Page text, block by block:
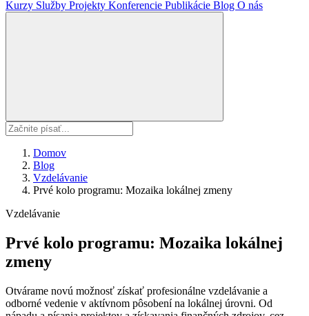
Kurzy Služby Projekty Konferencie Publikácie Blog O nás
Domov
Blog
Vzdelávanie
Prvé kolo programu: Mozaika lokálnej zmeny
Vzdelávanie
Prvé kolo programu: Mozaika lokálnej
zmeny
Otvárame novú možnosť získať profesionálne vzdelávanie a
odborné vedenie v aktívnom pôsobení na lokálnej úrovni. Od